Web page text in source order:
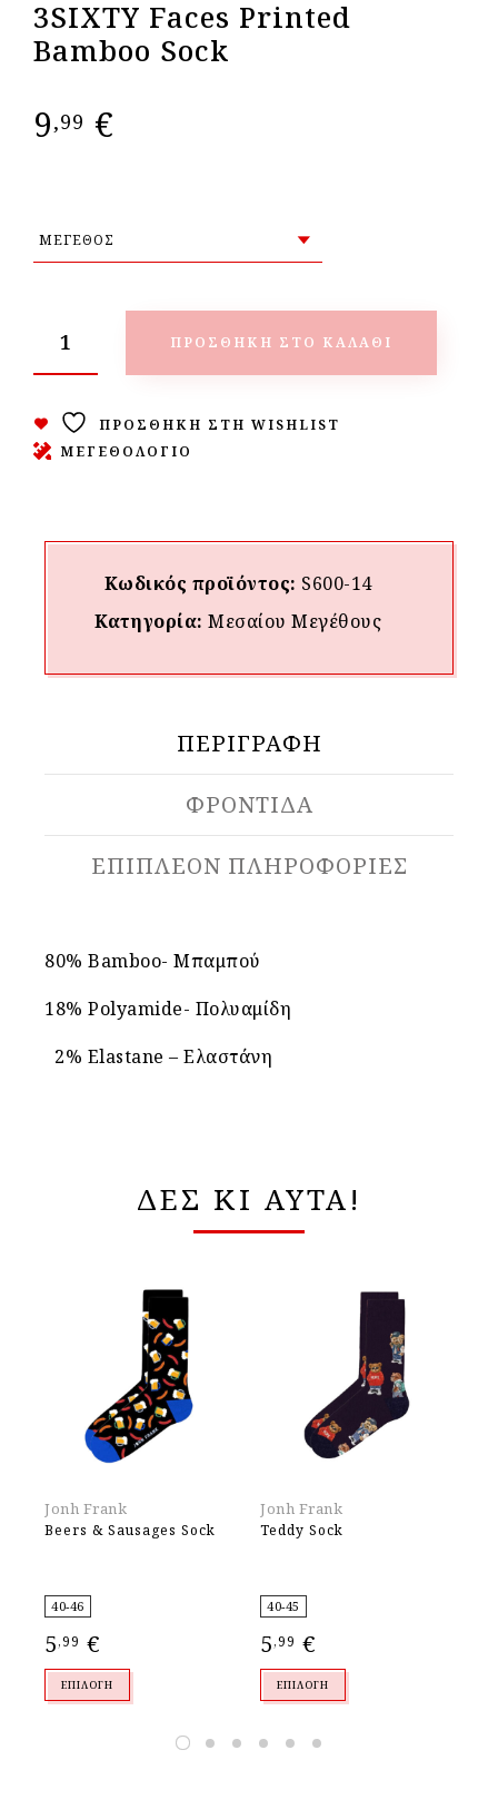
3SIXTY Faces Printed
Bamboo Sock
9,99 €
ΠΡΟΣΘΉΚΗ ΣΤΟ ΚΑΛΆΘΙ
ΠΡΟΣΘΉΚΗ ΣΤΗ WISHLIST
ΜΕΓΕΘΟΛΟΓΙΟ
Κωδικός προϊόντος: S600-14
Κατηγορία:Μεσαίου Mεγέθους
ΠΕΡΙΓΡΑΦΉ
ΦΡΟΝΤΙΔΑ
ΕΠΙΠΛΈΟΝ ΠΛΗΡΟΦΟΡΊΕΣ
80% Bamboo- Μπαμπού
18% Polyamide- Πολυαμίδη
2% Elastane – Ελαστάνη
ΔΕΣ ΚΙ ΑΥΤΑ!
Jonh Frank
Beers & Sausages Sock
40-46
5,99 €
ΕΠΙΛΟΓΉ
Jonh Frank
Teddy Sock
40-45
5,99 €
ΕΠΙΛΟΓΉ